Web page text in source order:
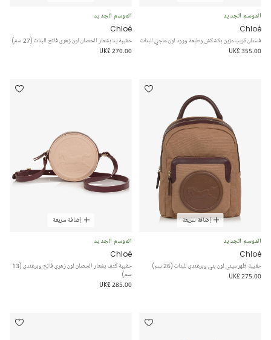
الموسم الجديد
Chloé
فستان كريب مزين بكشكش وطبعة ورود لون عاجي للبنات
UK£ 355.00
الموسم الجديد
Chloé
حقيبة يد بشعار الحصان لون زهري فاتح للبنات (27 سم)
UK£ 270.00
إضافة سريعة
الموسم الجديد
Chloé
حقيبة ظهر ميني لون بني وبرغندي للبنات (26 سم)
UK£ 275.00
إضافة سريعة
الموسم الجديد
Chloé
حقيبة كتف بشعار الحصان لون زهري فاتح وبرغندي (13
سم)
UK£ 285.00